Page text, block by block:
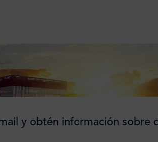
y obtén información sobre